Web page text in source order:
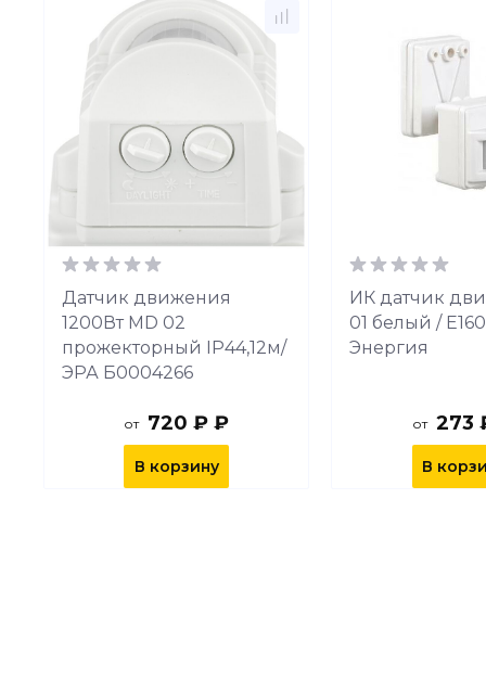
Датчик движения
1200Вт MD 02
прожекторный IP44,12м/
ЭРА Б0004266
от 720 ₽ ₽
В корзину
ИК датчик
01 белый /
Энергия
от 273
В